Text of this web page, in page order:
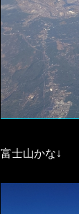
富士山かな↓